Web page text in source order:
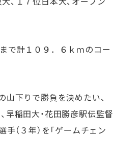
で計１０９．６ｋｍのコー
山下りで勝負を決めたい、
早稲田大・花田勝彦駅伝監督
（３年）を「ゲームチェン